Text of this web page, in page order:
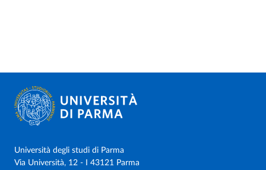
Università degli studi di Parma
Via Università, 12 - I 43121 Parma